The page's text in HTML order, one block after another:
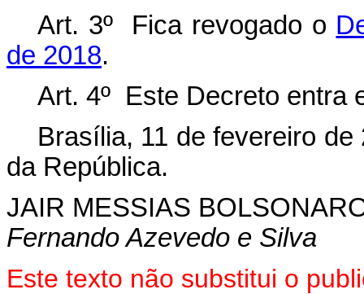
Art. 3º Fica revogado o
de 2018.
Art. 4º Este Decreto entra
Brasília, 11 de fevereiro de
da República.
JAIR MESSIAS
Fernando Azevedo e Silva
Este texto não substitui o